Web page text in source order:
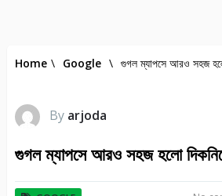
Home \ Google \ গুগল ম্যাপসে আরও সহজ হলো
By arjoda
গুগল ম্যাপসে আরও সহজ হলো